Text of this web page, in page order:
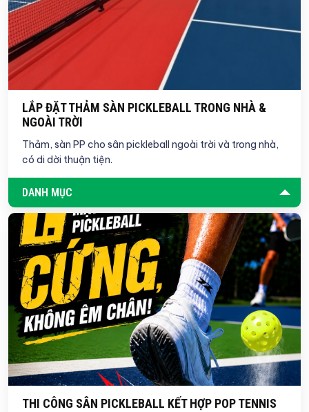
LẮP ĐẶT THẢM SÀN PICKLEBALL TRONG NHÀ &
NGOÀI TRỜI
Thảm, sàn PP cho sân pickleball ngoài trời và trong nhà,
DANH MỤC
THI CÔNG SÂN PICKLEBALL KẾT HỢP POP TENNIS